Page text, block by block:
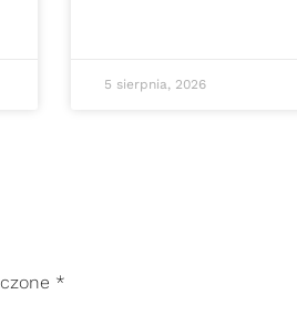
5 sierpnia, 2026
*